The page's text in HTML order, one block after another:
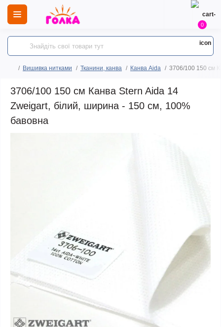
0
Вишивка нитками Тканини, канва Канва Aida 3706/100 150 см
3706/100 150 см Канва Stern Aida 14
Zweigart, білий, ширина - 150 см, 100%
бавовна